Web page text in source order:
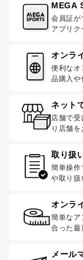
MEGA
会員証が
アプリク
オンラ
便利な
品購入や
ネット
店舗で
り店舗を
取り扱
簡単操作
や取り扱
オンラ
簡単なア
合った最
メール